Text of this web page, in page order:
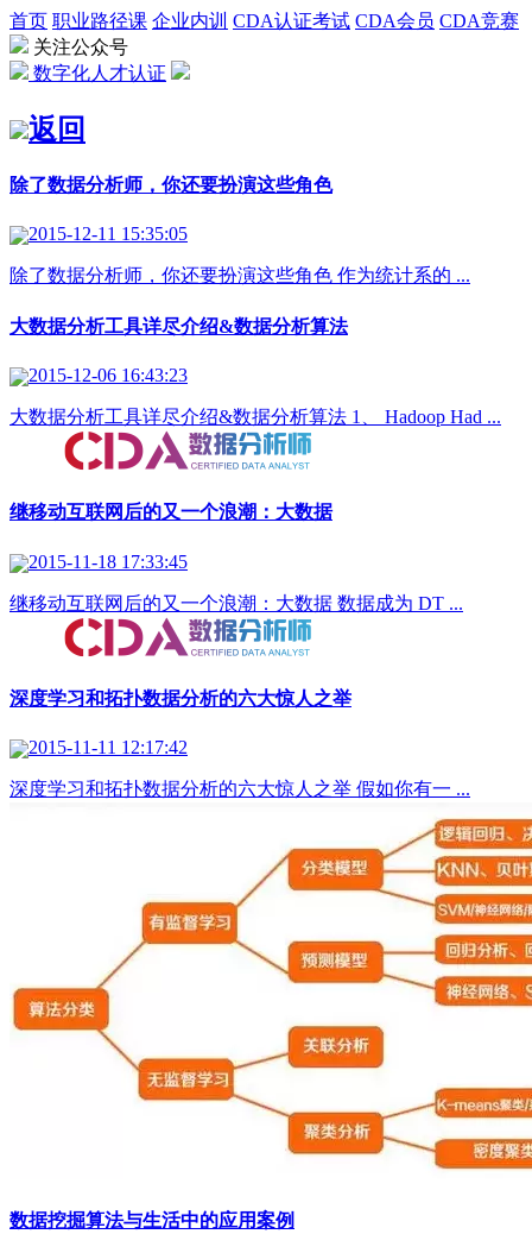
首页 职业路径课 企业内训 CDA认证考试 CDA会员 CDA竞赛
关注公众号
数字化人才认证
返回
除了数据分析师，你还要扮演这些角色
2015-12-11 15:35:05
除了数据分析师，你还要扮演这些角色 作为统计系的 ...
大数据分析工具详尽介绍&数据分析算法
2015-12-06 16:43:23
大数据分析工具详尽介绍&数据分析算法 1、 Hadoop Had ...
继移动互联网后的又一个浪潮：大数据
2015-11-18 17:33:45
继移动互联网后的又一个浪潮：大数据 数据成为 DT ...
深度学习和拓扑数据分析的六大惊人之举
2015-11-11 12:17:42
深度学习和拓扑数据分析的六大惊人之举 假如你有一 ...
数据挖掘算法与生活中的应用案例